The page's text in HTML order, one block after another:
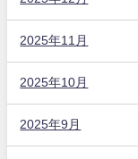
2025年11月
2025年10月
2025年9月